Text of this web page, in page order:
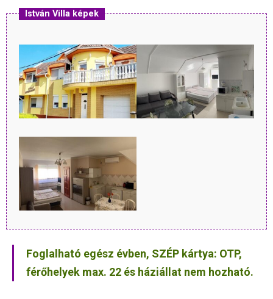
István Villa képek
Foglalható egész évben, SZÉP kártya: OTP,
férőhelyek max. 22 és háziállat nem hozható.